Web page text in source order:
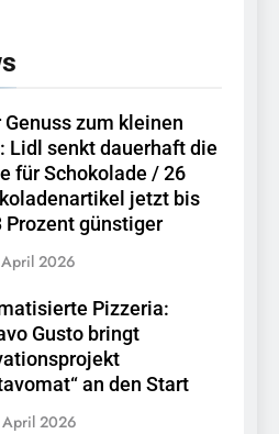
Genuss zum kleinen
Lidl senkt dauerhaft die
für Schokolade / 26
jetzt bis
Prozent günstiger
2026
Pizzeria:
Gusto bringt
an den Start
2026